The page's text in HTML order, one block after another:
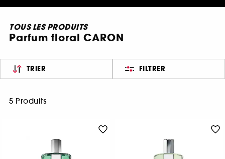
TOUS LES PRODUITS
Parfum floral CARON
TRIER FILTRER
5 Produits